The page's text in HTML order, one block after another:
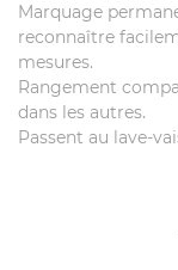
Marquage
reconnaître
mesures.
Rangement
dans les autres.
Passent au lave-